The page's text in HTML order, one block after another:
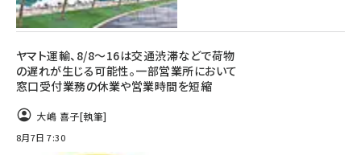
ヤマト運輸、8/8～16は交通渋滞などで荷物
の遅れが生じる可能性。一部営業所において
窓口受付業務の休業や営業時間を短縮
大嶋 喜子[執筆]
8月7日 7:30